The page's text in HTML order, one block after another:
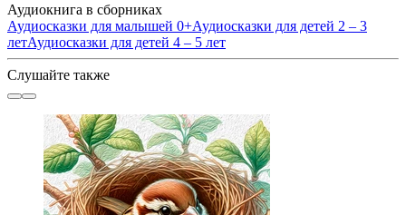
Аудиокнига в сборниках
Аудиосказки для малышей 0+Аудиосказки для детей 2 – 3
летАудиосказки для детей 4 – 5 лет
Слушайте также